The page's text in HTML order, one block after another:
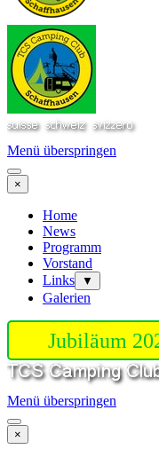
Menü überspringen
×
Home
News
Programm
Vorstand
Links
▼
Galerien
Jubiläum
Menü überspringen
×